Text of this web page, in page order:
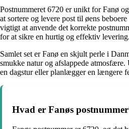
Postnummeret 6720 er unikt for Fanø
at sortere og levere post til øens
vigtigt at anvende det korrekte
for at sikre en hurtig og effektiv levering.
Samlet set er Fanø en skjult perle i
smukke natur og afslappede atmosfære.
en dagstur eller planlægger en længere
Hvad er Fanøs